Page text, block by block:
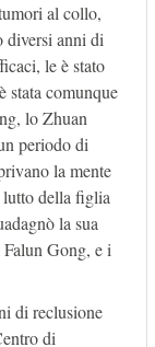
al collo,
diversi anni di
le è stato
stata comunque
lo Zhuan
periodo di
la mente
lutto della figlia
la sua
Falun Gong, e i
di reclusione
di